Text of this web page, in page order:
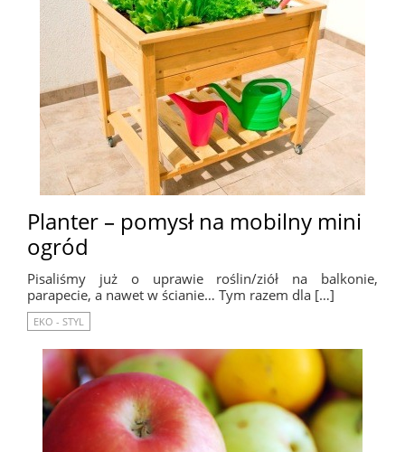
Planter – pomysł na mobilny mini
ogród
Pisaliśmy już o uprawie roślin/ziół na balkonie,
parapecie, a nawet w ścianie… Tym razem dla […]
EKO - STYL